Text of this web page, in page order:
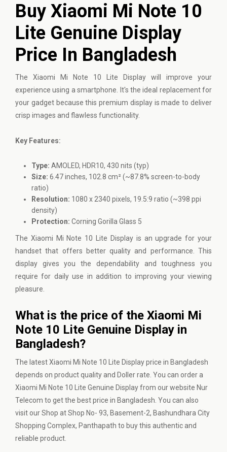
Buy Xiaomi Mi Note 10
Lite Genuine Display
Price In Bangladesh
The Xiaomi Mi Note 10 Lite Display will improve your
experience using a smartphone. It's the ideal replacement for
your gadget because this premium display is made to deliver
crisp images and flawless functionality.
Key Features:
Type: AMOLED, HDR10, 430 nits (typ)
Size: 6.47 inches, 102.8 cm² (~87.8% screen-to-body
ratio)
Resolution: 1080 x 2340 pixels, 19.5:9 ratio (~398 ppi
density)
Protection: Corning Gorilla Glass 5
The Xiaomi Mi Note 10 Lite Display is an upgrade for your
handset that offers better quality and performance. This
display gives you the dependability and toughness you
require for daily use in addition to improving your viewing
pleasure.
What is the price of the Xiaomi Mi
Note 10 Lite Genuine Display in
Bangladesh?
The latest Xiaomi Mi Note 10 Lite Display price in Bangladesh
depends on product quality and Doller rate. You can order a
Xiaomi Mi Note 10 Lite Genuine Display from our website Nur
Telecom to get the best price in Bangladesh. You can also
visit our Shop at Shop No- 93, Basement-2, Bashundhara City
Shopping Complex, Panthapath to buy this authentic and
reliable product.